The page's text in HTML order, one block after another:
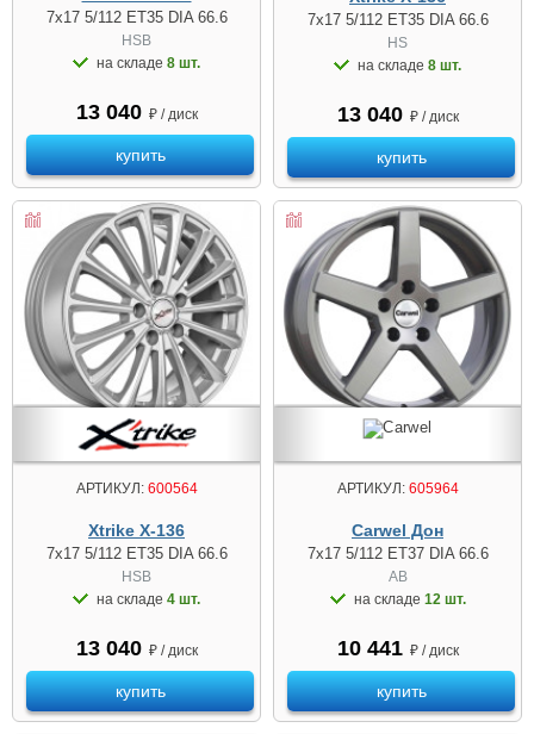
7x17 5/112 ET35 DIA 66.6
HSB
на складе 8 шт.
13 040 ₽ / диск
купить
7x17 5/112 ET35 DIA 66.6
HS
на складе 8 шт.
13 040 ₽ / диск
купить
АРТИКУЛ:600564
Xtrike X-136
7x17 5/112 ET35 DIA 66.6
HSB
на складе 4 шт.
13 040 ₽ / диск
купить
АРТИКУЛ:605964
Carwel Дон
7x17 5/112 ET37 DIA 66.6
AB
на складе 12 шт.
10 441 ₽ / диск
купить